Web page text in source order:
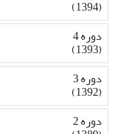
(1394)
دوره 4
(1393)
دوره 3
(1392)
دوره 2